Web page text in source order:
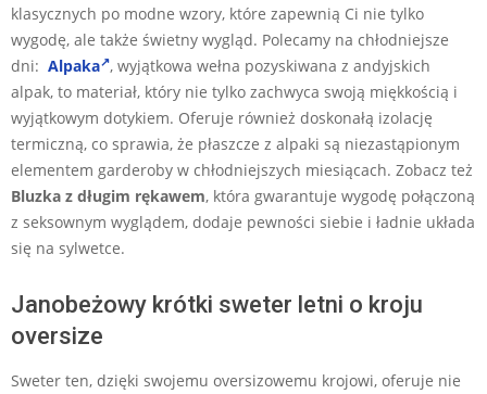
klasycznych po modne wzory, które zapewnią Ci nie tylko
wygodę, ale także świetny wygląd. Polecamy na chłodniejsze
dni: Alpaka , wyjątkowa wełna pozyskiwana z andyjskich
alpak, to materiał, który nie tylko zachwyca swoją miękkością i
wyjątkowym dotykiem. Oferuje również doskonałą izolację
termiczną, co sprawia, że płaszcze z alpaki są niezastąpionym
elementem garderoby w chłodniejszych miesiącach. Zobacz też
Bluzka z długim rękawem, która gwarantuje wygodę połączoną
z seksownym wyglądem, dodaje pewności siebie i ładnie układa
się na sylwetce.
Janobeżowy krótki sweter letni o kroju
oversize
Sweter ten, dzięki swojemu oversizowemu krojowi, oferuje nie